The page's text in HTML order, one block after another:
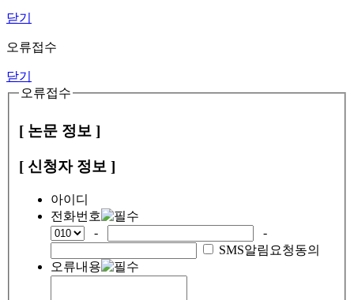
닫기
오류접수
닫기
오류접수
[ 논문 정보 ]
[ 신청자 정보 ]
아이디
전화번호
-
-
SMS알림요청동의
오류내용